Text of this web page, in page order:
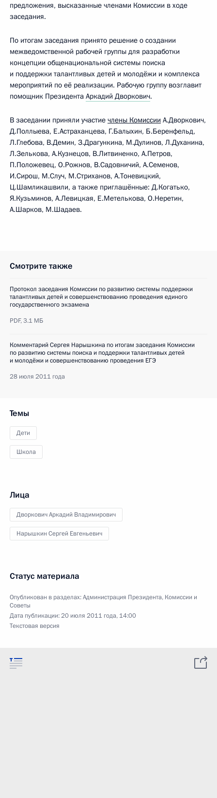
предложения, высказанные членами Комиссии в ходе
заседания.
По итогам заседания принято решение о создании
межведомственной рабочей группы для разработки
концепции общенациональной системы поиска
и поддержки талантливых детей и молодёжи и комплекса
мероприятий по её реализации. Рабочую группу возглавит
помощник Президента Аркадий Дворкович.
В заседании приняли участие члены Комиссии А.Дворкович,
Д.Поллыева, Е.Астраханцева, Г.Балыхин, Б.Беренфельд,
Л.Глебова, В.Демин, З.Драгункина, М.Дулинов, Л.Духанина,
Л.Зелькова, А.Кузнецов, В.Литвиненко, А.Петров,
П.Положевец, О.Рожнов, В.Садовничий, А.Семенов,
И.Сирош, М.Случ, М.Стриханов, А.Тоневицкий,
Ц.Шамликашвили, а также приглашённые: Д.Когатько,
Я.Кузьминов, А.Левицкая, Е.Метелькова, О.Неретин,
А.Шарков, М.Шадаев.
Смотрите также
Протокол заседания Комиссии по развитию системы поддержки
талантливых детей и совершенствованию проведения единого
государственного экзамена
PDF,3.1 МБ
Комментарий Сергея Нарышкина по итогам заседания Комиссии
по развитию системы поиска и поддержки талантливых детей
и молодёжи и совершенствованию проведения ЕГЭ
28 июля 2011 года
Темы
Дети
Школа
Лица
Дворкович Аркадий Владимирович
Нарышкин Сергей Евгеньевич
Статус материала
Опубликован в разделах:Администрация Президента, Комиссии и
Советы
Дата публикации:20 июля 2011 года, 14:00
Текстовая версия